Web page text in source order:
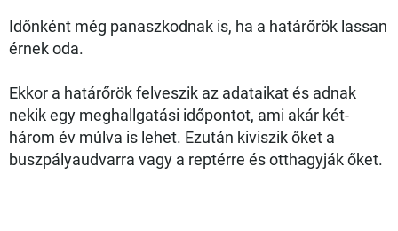
Időnként még panaszkodnak is, ha a határőrök lassan
érnek oda.
Ekkor a határőrök felveszik az adataikat és adnak
nekik egy meghallgatási időpontot, ami akár két-
három év múlva is lehet. Ezután kiviszik őket a
buszpályaudvarra vagy a reptérre és otthagyják őket.